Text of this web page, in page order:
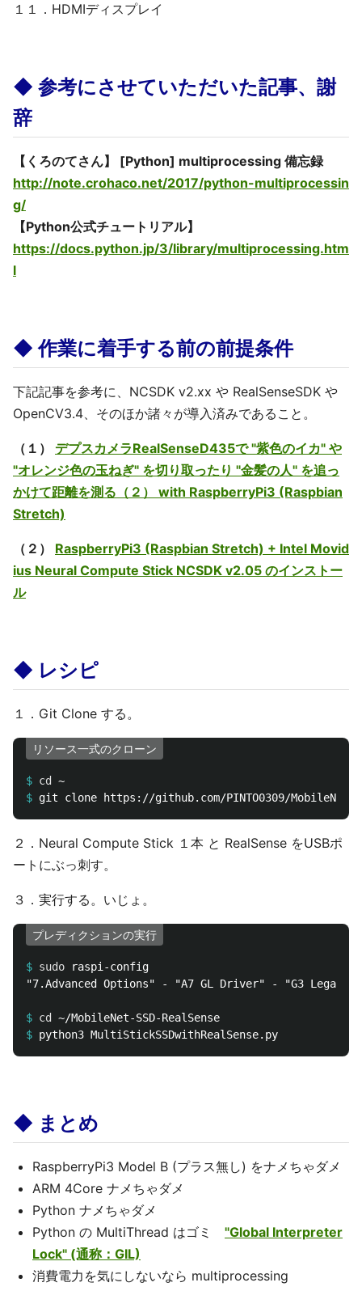
１１．HDMIディスプレイ
◆ 参考にさせていただいた記事、謝
辞
【くろのてさん】 [Python] multiprocessing 備忘録
http://note.crohaco.net/2017/python-multiprocessin
g/
【Python公式チュートリアル】
https://docs.python.jp/3/library/multiprocessing.htm
l
◆ 作業に着手する前の前提条件
下記記事を参考に、NCSDK v2.xx や RealSenseSDK や
OpenCV3.4、そのほか諸々が導入済みであること。
（１） デプスカメラRealSenseD435で "紫色のイカ" や
"オレンジ色の玉ねぎ" を切り取ったり "金髪の人" を追っ
かけて距離を測る（２） with RaspberryPi3 (Raspbian
Stretch)
（２） RaspberryPi3 (Raspbian Stretch) + Intel Movid
ius Neural Compute Stick NCSDK v2.05 のインストー
ル
◆ レシピ
１．Git Clone する。
リソース一式のクローン
$ cd
$
２．Neural Compute Stick １本 と RealSense をUSBポ
ートにぶっ刺す。
３．実行する。いじょ。
プレディクションの実行
$ sudo
"7.Advanced Options" - "A7 GL Driver" - "G3 Legacy"
$ cd
$
◆ まとめ
RaspberryPi3 Model B (プラス無し) をナメちゃダメ
ARM 4Core ナメちゃダメ
Python ナメちゃダメ
Python の MultiThread はゴミ "Global Interpreter
Lock" (通称：GIL)
消費電力を気にしないなら multiprocessing